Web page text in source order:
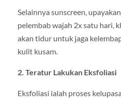
Selainnya sunscreen,
pelembab wajah 2x satu hari,
akan tidur untuk jaga
kulit kusam.
2. Teratur Lakukan Eksfoliasi
Eksfoliasi ialah proses